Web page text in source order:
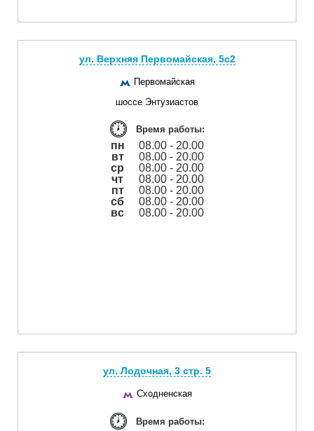
ул. Верхняя Первомайская, 5с2
Первомайская
шоссе Энтузиастов
Время работы:
пн
08.00 - 20.00
вт
08.00 - 20.00
ср
08.00 - 20.00
чт
08.00 - 20.00
пт
08.00 - 20.00
сб
08.00 - 20.00
вс
08.00 - 20.00
ул. Лодочная, 3 cтр. 5
Сходненская
Время работы: